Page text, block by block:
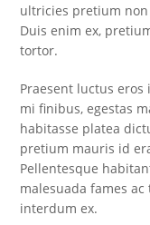
ultricies pretium
Duis enim ex,
tortor.
Praesent luctus
mi finibus, egestas
habitasse platea
pretium mauris id
Pellentesque
malesuada fames
interdum ex.